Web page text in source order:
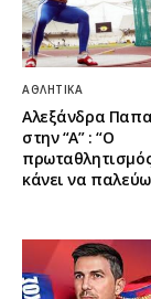
ΑΘΛΗΤΙΚΆ
Αλεξάνδρα
στην “Α” : “Ο
κάνει να